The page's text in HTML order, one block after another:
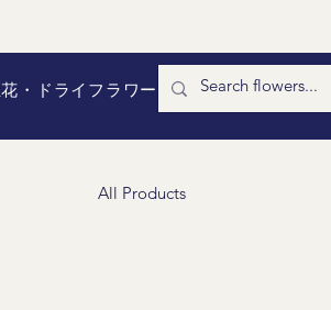
・ドライフラワー
All Products